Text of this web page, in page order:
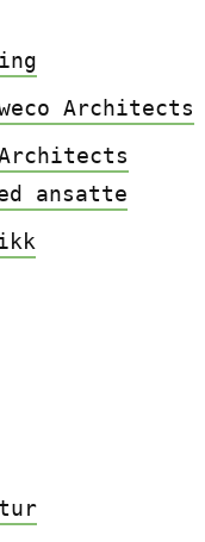
Architects
Architects
ansatte